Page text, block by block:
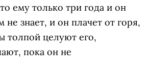
ему только три года и он
не знает, и он плачет от горя,
толпой целуют его,
пока он не